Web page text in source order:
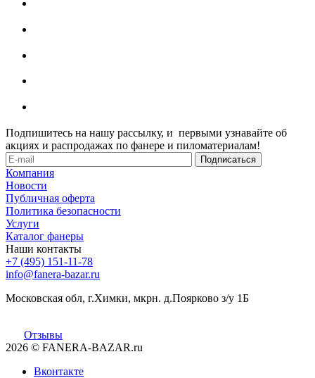
Подпишитесь на нашу рассылку, и первыми узнавайте об
акциях и распродажах по фанере и пиломатериалам!
Компания
Новости
Публичная оферта
Политика безопасности
Услуги
Каталог фанеры
Наши контакты
+7 (495) 151-11-78
info@fanera-bazar.ru
Московская обл, г.Химки, мкрн. д.Поярково з/у 1Б
Отзывы
2026 © FANERA-BAZAR.ru
Вконтакте